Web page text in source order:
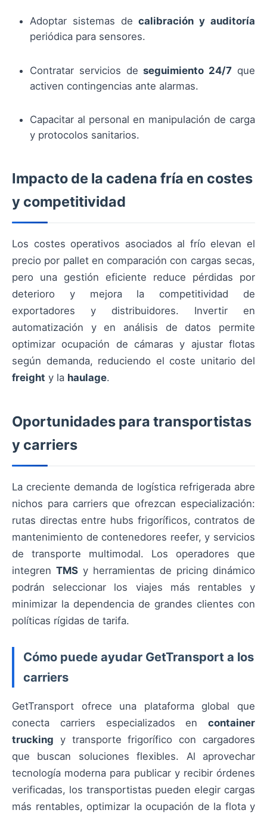
Adoptar sistemas decalibración y auditoría
periódica para sensores.
Contratar servicios deseguimiento 24/7 que
activen contingencias ante alarmas.
Capacitar al personal en manipulación de carga
y protocolos sanitarios.
Impacto de la cadena fría en costes
y competitividad
Los costes operativos asociados al frío elevan el
precio por pallet en comparación con cargas secas,
pero una gestión eficiente reduce pérdidas por
deterioro y mejora la competitividad de
exportadores y distribuidores. Invertir en
automatización y en análisis de datos permite
optimizar ocupación de cámaras y ajustar flotas
según demanda, reduciendo el coste unitario del
freight y la haulage.
Oportunidades para transportistas
y carriers
La creciente demanda de logística refrigerada abre
nichos para carriers que ofrezcan especialización:
rutas directas entre hubs frigoríficos, contratos de
mantenimiento de contenedores reefer, y servicios
de transporte multimodal. Los operadores que
integren TMS y herramientas de pricing dinámico
podrán seleccionar los viajes más rentables y
minimizar la dependencia de grandes clientes con
políticas rígidas de tarifa.
Cómo puede ayudar GetTransport a los
carriers
GetTransport ofrece una plataforma global que
conecta carriers especializados en container
trucking y transporte frigorífico con cargadores
que buscan soluciones flexibles. Al aprovechar
tecnología moderna para publicar y recibir órdenes
verificadas, los transportistas pueden elegir cargas
más rentables, optimizar la ocupación de la flota y